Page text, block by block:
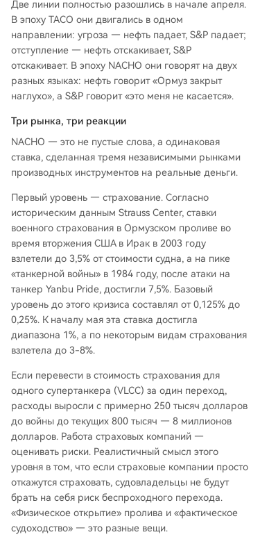
Две линии полностью разошлись в начале апреля.
В эпоху TACO они двигались в одном
направлении: угроза — нефть падает, S&P падает;
отступление — нефть отскакивает, S&P
отскакивает. В эпоху NACHO они говорят на двух
разных языках: нефть говорит «Ормуз закрыт
наглухо», а S&P говорит «это меня не касается».
Три рынка, три реакции
NACHO — это не пустые слова, а одинаковая
ставка, сделанная тремя независимыми рынками
производных инструментов на реальные деньги.
Первый уровень — страхование. Согласно
историческим данным Strauss Center, ставки
военного страхования в Ормузском проливе во
время вторжения США в Ирак в 2003 году
взлетели до 3,5% от стоимости судна, а на пике
«танкерной войны» в 1984 году, после атаки на
танкер Yanbu Pride, достигли 7,5%. Базовый
уровень до этого кризиса составлял от 0,125% до
0,25%. К началу мая эта ставка достигла
диапазона 1%, а по некоторым видам страхования
взлетела до 3-8%.
Если перевести в стоимость страхования для
одного супертанкера (VLCC) за один переход,
расходы выросли с примерно 250 тысяч долларов
до войны до текущих 800 тысяч — 8 миллионов
долларов. Работа страховых компаний —
оценивать риски. Реалистичный смысл этого
уровня в том, что если страховые компании просто
откажутся страховать, судовладельцы не будут
брать на себя риск беспроходного перехода.
«Физическое открытие» пролива и «фактическое
судоходство» — это разные вещи.